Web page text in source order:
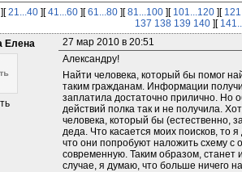
][21...40 ][41...60 ][61...80 ][81...100 ][ 101...120 ][ 121
137 138 139 140][
Елена 27 мар 2010 в 20:51
Александру!
Найти человека, который бы помог
таким гражданам. Информации
заплатила достаточно прилично.
действий полка так и не получила.
человека, который бы (естественно,
деда. Что касается моих поисков, то
что они попробуют наложить схему с
современную. Таким образом, станет
случае, я думаю, что больше ничего